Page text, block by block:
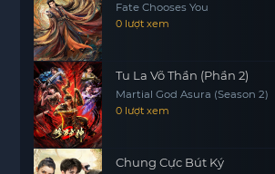
Fate Chooses You
0 lượt xem
Tu La Võ Thần (Phần 2)
Martial God Asura (Season 2)
0 lượt xem
Chung Cực Bút Ký